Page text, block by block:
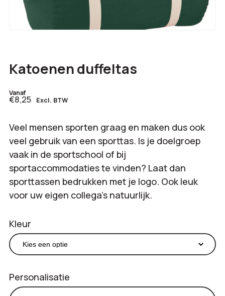
Katoenen duffeltas
Vanaf
€8,25 Excl. BTW
Veel mensen sporten graag en maken dus ook
veel gebruik van een sporttas. Is je doelgroep
vaak in de sportschool of bij
sportaccommodaties te vinden? Laat dan
sporttassen bedrukken met je logo. Ook leuk
voor uw eigen collega’s natuurlijk.
Kleur
Personalisatie